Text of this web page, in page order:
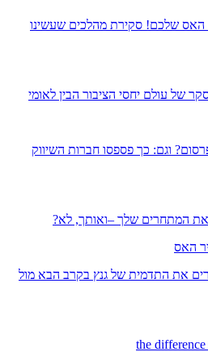
האס שלכם! סקירת מהלכים שעשינו
של עולם יחסי הציבור הבין לאומי
וגם: כך פספסו חברות השיווק
המתחרים שלך –ואותך, לא?
את התדמית של גנץ בקרב הבא מול
the